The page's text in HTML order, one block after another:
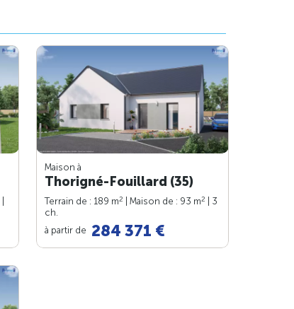
Maison à
Thorigné-Fouillard (35)
Terrain de : 189 m2 | Maison de : 93 m2
| 3
ch.
à partir de 284 371 €